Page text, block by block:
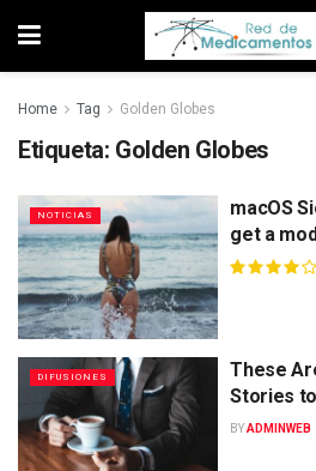
Home Tag Golden Globes
Etiqueta: Golden Globes
NOTICIAS
macOS
get a
DIFUSIONES
These
Stories
BYADMINWEB